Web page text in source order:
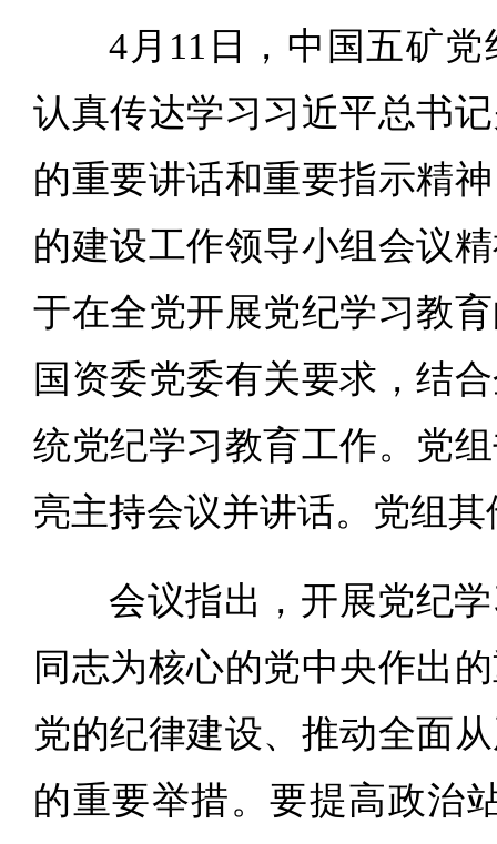
4月11日，中国五矿
认真传达学习习近平总书
的重要讲话和重要指示精
的建设工作领导小组会议
于在全党开展党纪学习教
国资委党委有关要求，结
统党纪学习教育工作。党
亮主持会议并讲话。党组
会议指出，开展党纪
同志为核心的党中央作出
党的纪律建设、推动全面
的重要举措。要提高政治